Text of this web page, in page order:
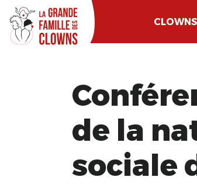
CLOWNS
de la
sociale